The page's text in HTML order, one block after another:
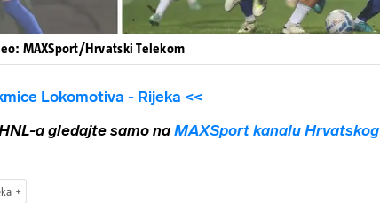
MAXSport/Hrvatski Telekom
Lokomotiva - Rijeka <<
a gledajte samo na MAXSport kanalu Hrvatskog